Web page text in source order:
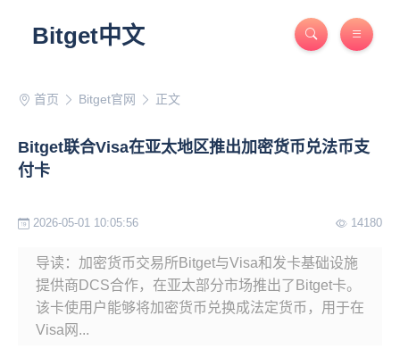
Bitget中文
首页 Bitget官网 正文
Bitget联合Visa在亚太地区推出加密货币兑法币支
付卡
2026-05-01 10:05:56 14180
导读：加密货币交易所Bitget与Visa和发卡基础设施
提供商DCS合作，在亚太部分市场推出了Bitget卡。
该卡使用户能够将加密货币兑换成法定货币，用于在
Visa网...